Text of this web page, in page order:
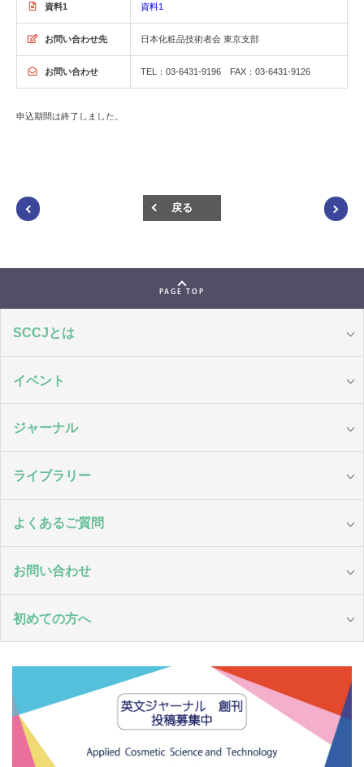
資料1 資料1
お問い合わせ先 日本化粧品技術者会 東京支部
お問い合わせ TEL：03-6431-9196 FAX：03-6431-9126
申込期間は終了しました。
戻る
PAGE TOP
SCCJとは
イベント
ジャーナル
ライブラリー
よくあるご質問
お問い合わせ
初めての方へ